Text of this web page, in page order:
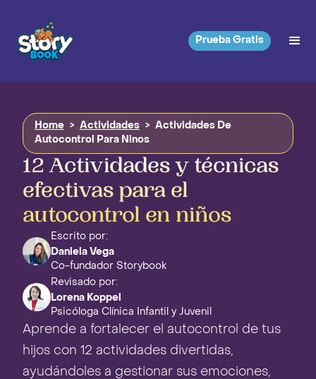
Prueba Gratis
Home > Actividades >
Actividades De
Autocontrol Para Ninos
12 Actividades y técnicas
efectivas para el
autocontrol en niños
Escrito por:
Daniela Vega
Co-fundador Storybook
Revisado por:
Lorena Koppel
Psicóloga Clínica Infantil y Juvenil
Aprende a fortalecer el autocontrol de tus
hijos con 12 actividades divertidas,
ayudándoles a gestionar sus emociones,